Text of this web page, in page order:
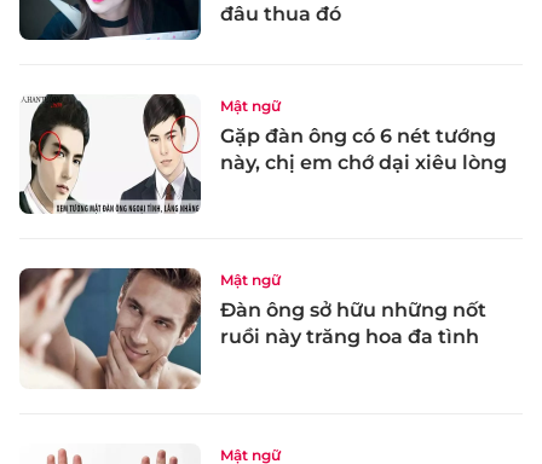
đâu thua đó
Mật ngữ
Gặp đàn ông có 6 nét tướng
này, chị em chớ dại xiêu lòng
Mật ngữ
Đàn ông sở hữu những nốt
ruồi này trăng hoa đa tình
Mật ngữ